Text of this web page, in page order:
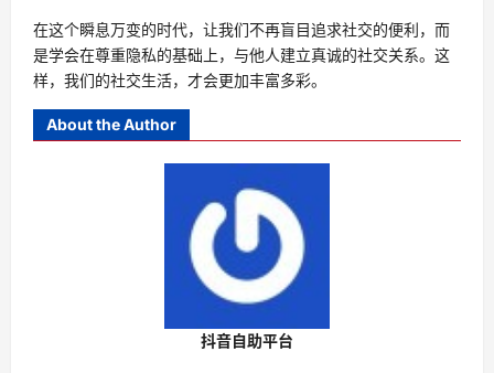
在这个瞬息万变的时代，让我们不再盲目追求社交的便利，而
是学会在尊重隐私的基础上，与他人建立真诚的社交关系。这
样，我们的社交生活，才会更加丰富多彩。
About the Author
抖音自助平台